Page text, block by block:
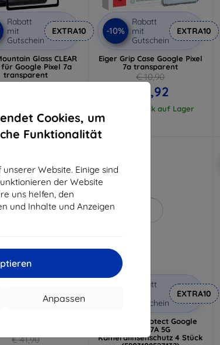
Cookies, um
Funktionalität
Website. Einige sind
der Website
uns helfen, den
und Inhalte und Anzeigen
Anpassen
Rabatt
mit
Gutschein
EXTRA10
Glass CLEAR
für Google Pixel 7a
transparent
€ 26,90
Lager > 5 Stk.
-10%
Rabatt
mit
Gutschein
EXTRA10
Eiger Grip Case Google Pixel
7a transparent
€ 10,90
€ 8,92
Letztes Stück auf Lager
Gutschein
€ 41,90
Rabatt
Gutschein
EXTRA10
3MK Lens Protect Google
Pixel 7A 5G
Kameralinsenschutz 4 Stück